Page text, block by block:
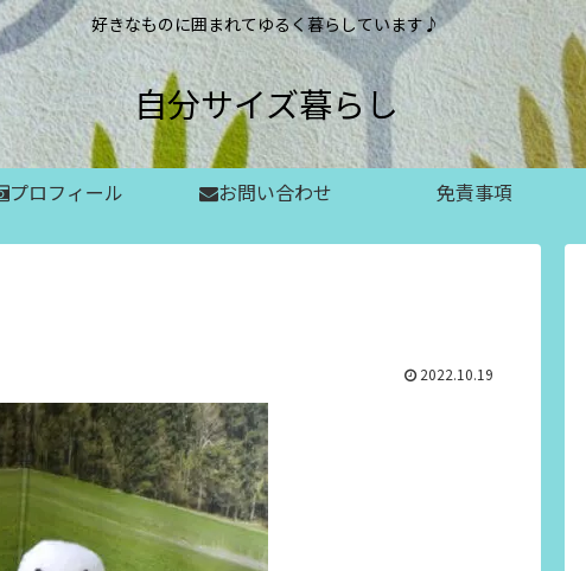
好きなものに囲まれてゆるく暮らしています♪
自分サイズ暮らし
プロフィール お問い合わせ 免責事項
2022.10.19